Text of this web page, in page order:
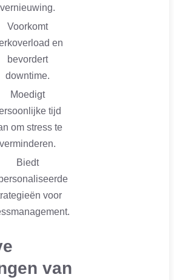
vernieuwing.
Voorkomt
en
bevordert
downtime.
Moedigt
tijd
om stress te
verminderen.
Biedt
voor
van